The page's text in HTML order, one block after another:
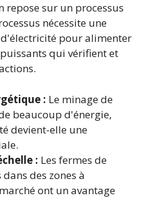
repose sur un processus
nécessite une
pour alimenter
qui vérifient et
: Le minage de
beaucoup d'énergie,
devient-elle une
: Les fermes de
des zones à
ont un avantage